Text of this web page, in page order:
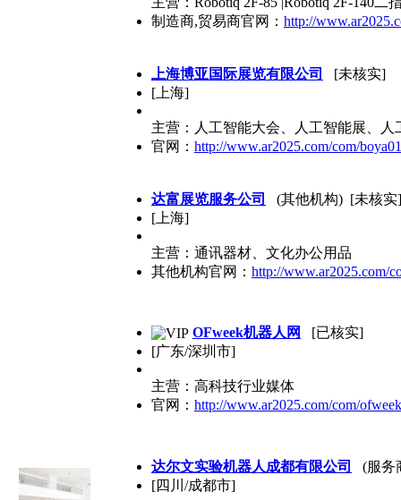
制造商,贸易商官网： http://
上海博亚国际展览有限公司
[未核实]
[上海]
主营：人工智能大会、人工智能展、
官网： http://www.ar2025.com/com/
达富展览服务公司
(其他机构) [未核实]
[上海]
主营：通讯器材、文化办公用品
其他机构官网： http://www.ar2025.com/
OFweek机器人网
[已核实]
[广东/深圳市]
主营：高科技行业媒体
官网： http://www.ar2025.com/com/
达尔文实验机器人成都有限公司
(服务
[四川/成都市]